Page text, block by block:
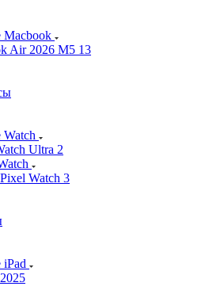
Macbook
Air 2026 M5 13
Watch
Ultra 2
Watch 3
iPad